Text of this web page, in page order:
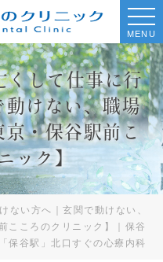
MENU
くして仕事に行
動けない、職場
京・保谷駅前こ
ック】
ない方へ｜玄関で動けない、
こころのクリニック】｜保谷
保谷駅」北口すぐの心療内科